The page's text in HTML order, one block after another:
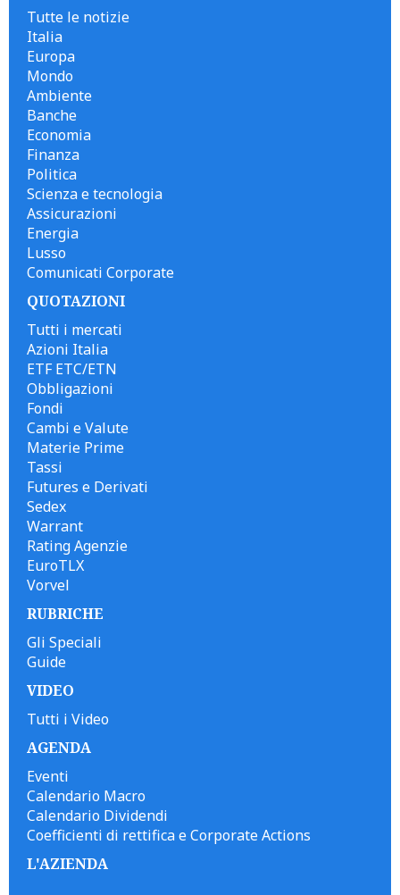
Tutte le notizie
Italia
Europa
Mondo
Ambiente
Banche
Economia
Finanza
Politica
Scienza e tecnologia
Assicurazioni
Energia
Lusso
Comunicati Corporate
QUOTAZIONI
Tutti i mercati
Azioni Italia
ETF ETC/ETN
Obbligazioni
Fondi
Cambi e Valute
Materie Prime
Tassi
Futures e Derivati
Sedex
Warrant
Rating Agenzie
EuroTLX
Vorvel
RUBRICHE
Gli Speciali
Guide
VIDEO
Tutti i Video
AGENDA
Eventi
Calendario Macro
Calendario Dividendi
Coefficienti di rettifica e Corporate Actions
L'AZIENDA